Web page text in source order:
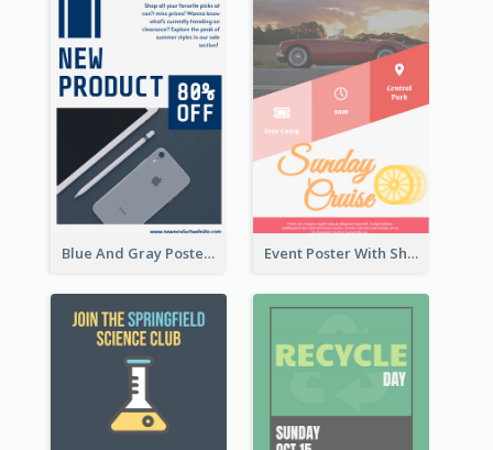
Blue And Gray Poster About Sale Of New Products Event Poster With Sharp Title And Attracting Photo